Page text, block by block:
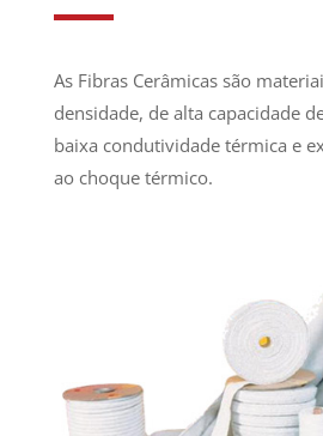
As Fibras Cerâmicas são
densidade, de alta capacidade
baixa condutividade térmica e
ao choque térmico.